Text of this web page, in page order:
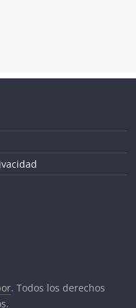
. Todos los derechos